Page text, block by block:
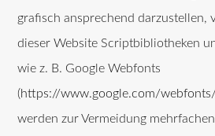
grafisch ansprechend darzustellen,
dieser Website Scriptbibliotheken
wie z. B. Google Webfonts
(https://www.google.com/
werden zur Vermeidung